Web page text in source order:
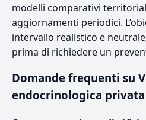
modelli comparativi
aggiornamenti periodici.
intervallo realistico e
prima di richiedere un
Domande frequenti su
endocrinologica privata